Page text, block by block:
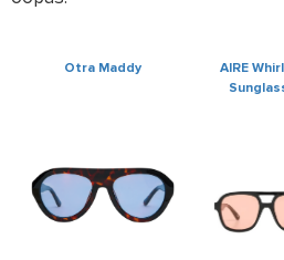
Otra Maddy
AIRE